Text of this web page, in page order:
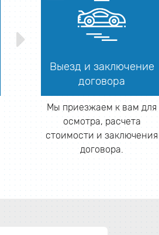
Выезд и заключение
договора
Мы приезжаем к вам для
осмотра, расчета
стоимости и заключения
договора.